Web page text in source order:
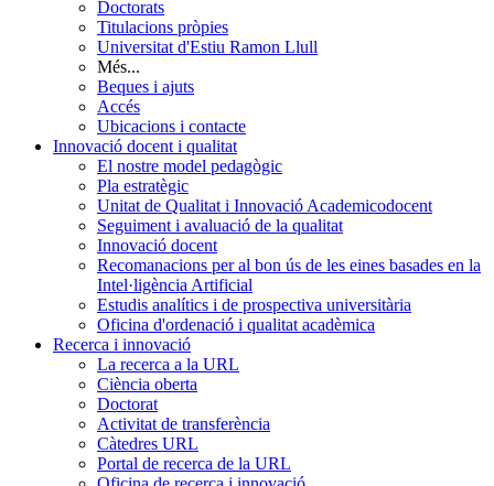
Doctorats
Titulacions pròpies
Universitat d'Estiu Ramon Llull
Més...
Beques i ajuts
Accés
Ubicacions i contacte
Innovació docent i qualitat
El nostre model pedagògic
Pla estratègic
Unitat de Qualitat i Innovació Academicodocent
Seguiment i avaluació de la qualitat
Innovació docent
Recomanacions per al bon ús de les eines basades en la
Intel·ligència Artificial
Estudis analítics i de prospectiva universitària
Oficina d'ordenació i qualitat acadèmica
Recerca i innovació
La recerca a la URL
Ciència oberta
Doctorat
Activitat de transferència
Càtedres URL
Portal de recerca de la URL